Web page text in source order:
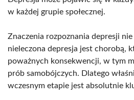
w każdej grupie społecznej.​
Znaczenia rozpoznania depresji
nieleczona depresja jest chorobą,
poważnych konsekwencji, w tym
prób samobójczych. Dlatego
wczesnym etapie jest absolutnie